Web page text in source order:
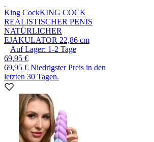
King CockKING COCK
REALISTISCHER PENIS
NATÜRLICHER
EJAKULATOR 22,86 cm
Auf Lager: 1-2 Tage
69,95 €
69,95 € Niedrigster Preis in den
letzten 30 Tagen.